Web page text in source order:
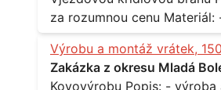
Výrobu a montáž vrátek,
Zakázka z okresu Mladá
Kovovýrobu Popis: - výroba a montáž vrátek - včetně montáže - materiál kov / dřevo - viz